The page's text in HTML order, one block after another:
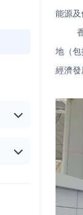
能源
地（
經濟